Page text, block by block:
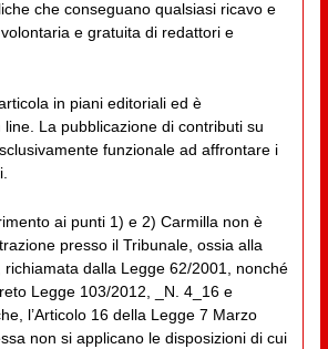
che conseguano qualsiasi ricavo e
e gratuita di redattori e
in piani editoriali ed è
La pubblicazione di contributi su
funzionale ad affrontare i
ai punti 1) e 2) Carmilla non è
presso il Tribunale, ossia alla
richiamata dalla Legge 62/2001, nonché
Legge 103/2012, _N. 4_16 e
l’Articolo 16 della Legge 7 Marzo
non si applicano le disposizioni di cui